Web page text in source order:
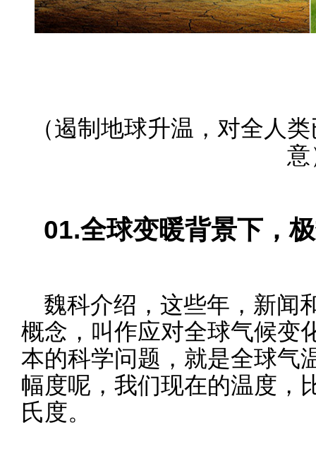
（遏制地球升温，对全人
意
01.全球变暖背景下，
魏科介绍，这些年，新闻
概念，叫作应对全球气候变
本的科学问题，就是全球气
幅度呢，我们现在的温度，
氏度。